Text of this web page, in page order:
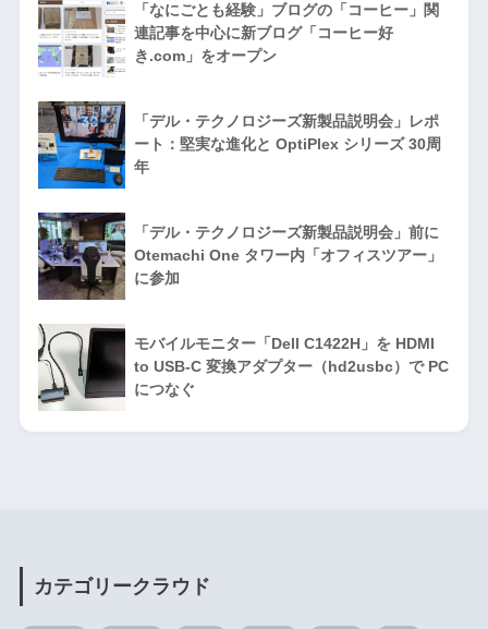
「なにごとも経験」ブログの「コーヒー」関
連記事を中心に新ブログ「コーヒー好
き.com」をオープン
「デル・テクノロジーズ新製品説明会」レポ
ート：堅実な進化と OptiPlex シリーズ 30周
年
「デル・テクノロジーズ新製品説明会」前に
Otemachi One タワー内「オフィスツアー」
に参加
モバイルモニター「Dell C1422H」を HDMI
to USB-C 変換アダプター（hd2usbc）で PC
につなぐ
カテゴリークラウド